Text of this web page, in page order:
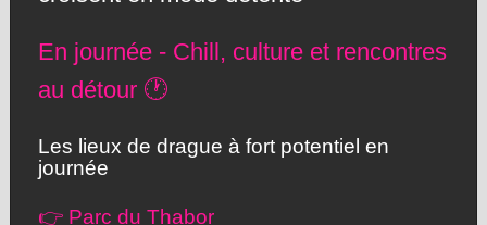
En journée - Chill, culture et rencontres
au détour 🕐
Les lieux de drague à fort potentiel en
journée
👉 Parc du Thabor